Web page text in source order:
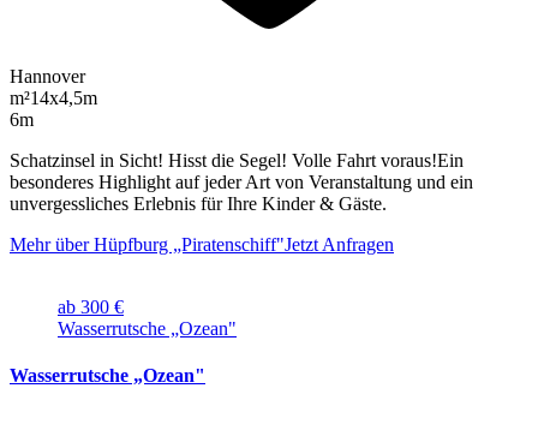
Hannover
m²14x4,5m
6m
Schatzinsel in Sicht! Hisst die Segel! Volle Fahrt voraus!Ein
besonderes Highlight auf jeder Art von Veranstaltung und ein
unvergessliches Erlebnis für Ihre Kinder & Gäste.
Mehr über Hüpfburg „Piratenschiff"Jetzt Anfragen
ab 300 €
Wasserrutsche „Ozean"
Wasserrutsche „Ozean"